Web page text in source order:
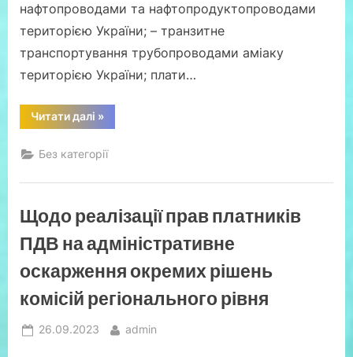
нафтопроводами та нафтопродуктопроводами
територією України; – транзитне
транспортування трубопроводами аміаку
територією України; плати…
Читати далі “02
жовтня
року
–
термін
»
Без категорії
Щодо реалізації прав платників
ПДВ на адміністративне
оскарження окремих рішень
комісій регіонального рівня
Posted
26.09.2023 By
admin